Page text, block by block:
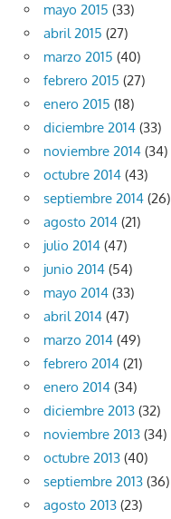
mayo 2015 (33)
abril 2015 (27)
marzo 2015 (40)
febrero 2015 (27)
enero 2015 (18)
diciembre 2014 (33)
noviembre 2014 (34)
octubre 2014 (43)
septiembre 2014 (26)
agosto 2014 (21)
julio 2014 (47)
junio 2014 (54)
mayo 2014 (33)
abril 2014 (47)
marzo 2014 (49)
febrero 2014 (21)
enero 2014 (34)
diciembre 2013 (32)
noviembre 2013 (34)
octubre 2013 (40)
septiembre 2013 (36)
agosto 2013 (23)